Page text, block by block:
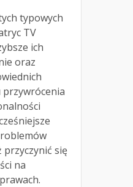
typowych
TV
ich
oraz
przywrócenia
przyczynić się
na